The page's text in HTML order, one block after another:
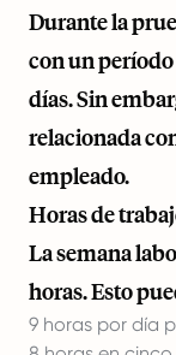
Durante la
con un período
días. Sin
relacionada
empleado.
Horas de
La semana
horas. Esto
9 horas por día